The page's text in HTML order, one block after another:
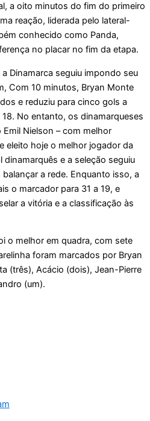
a oito minutos do fim do primeiro
reação, liderada pelo lateral-
conhecido como Panda,
no placar no fim da etapa.
Dinamarca seguiu impondo seu
Com 10 minutos, Bryan Monte
e reduziu para cinco gols a
No entanto, os dinamarqueses
Nielson – com melhor
eleito hoje o melhor jogador da
e a seleção seguiu
a rede. Enquanto isso, a
o marcador para 31 a 19, e
a vitória e a classificação às
o melhor em quadra, com sete
foram marcados por Bryan
(três), Acácio (dois), Jean-Pierre
(um).